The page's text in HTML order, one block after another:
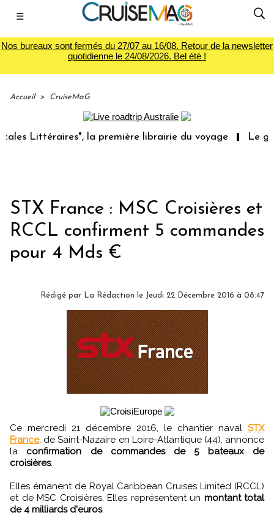
☰
Nos bureaux sont fermés du 27/07 au 16/08. Retour de la newsletter
quotidienne le 24/08/2026. Bel été !
Accueil > CruiseMaG
Littéraires", la première librairie du voyage Le
STX France : MSC Croisières et
RCCL confirment 5 commandes
pour 4 Mds €
Rédigé par La Rédaction le Jeudi 22 Décembre 2016 à 08:47
Ce mercredi 21 décembre 2016, le chantier naval STX
France, de Saint-Nazaire en Loire-Atlantique (44), annonce
la confirmation de commandes de 5 bateaux de
croisières.
Elles émanent de Royal Caribbean Cruises Limited (RCCL)
et de MSC Croisières. Elles représentent un montant total
de 4 milliards d'euros.